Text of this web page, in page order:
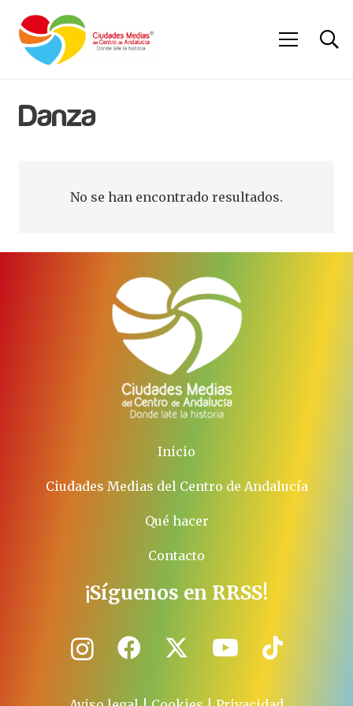
Danza
No se han encontrado resultados.
Inicio
Ciudades Medias del Centro de Andalucía
Qué hacer
Contacto
¡Síguenos en RRSS!